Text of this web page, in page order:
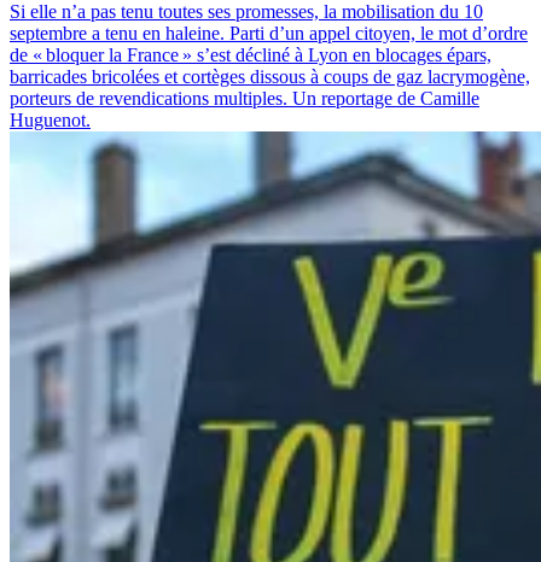
Si elle n’a pas tenu toutes ses promesses, la mobilisation du 10
septembre a tenu en haleine. Parti d’un appel citoyen, le mot d’ordre
de « bloquer la France » s’est décliné à Lyon en blocages épars,
barricades bricolées et cortèges dissous à coups de gaz lacrymogène,
porteurs de revendications multiples. Un reportage de Camille
Huguenot.